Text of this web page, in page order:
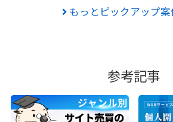
もっとピックアップ案
参考記事